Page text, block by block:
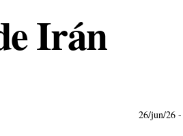
Irán
26/jun/26